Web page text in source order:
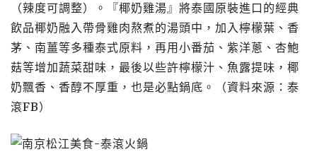
（辣度可調整）。『椰奶雞湯』將泰國原裝進口的經典
飲品椰奶融入帶骨雞肉熬煮的湯頭中，加入檸檬葉、香
茅、南薑等多種泰式原料，再用小番茄、紫洋蔥、杏鮑
菇等增加蔬菜甜味，最後以些許檸檬汁、魚露提味，椰
奶飄香、香醇不厚重，也是必點鍋底。（資料來源：泰
滾FB）